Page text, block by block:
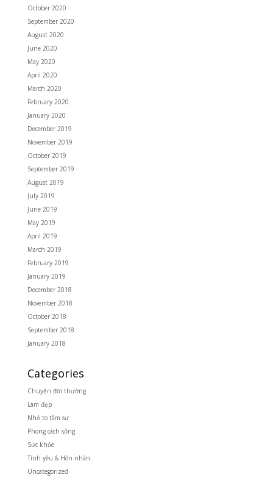
October 2020
September 2020
August 2020
June 2020
May 2020
April 2020
March 2020
February 2020
January 2020
December 2019
November 2019
October 2019
September 2019
August 2019
July 2019
June 2019
May 2019
April 2019
March 2019
February 2019
January 2019
December 2018
November 2018
October 2018
September 2018
January 2018
Categories
Chuyện đời thường
Làm đẹp
Nhỏ to tâm sự
Phong cách sống
Sức khỏe
Tình yêu & Hôn nhân
Uncategorized